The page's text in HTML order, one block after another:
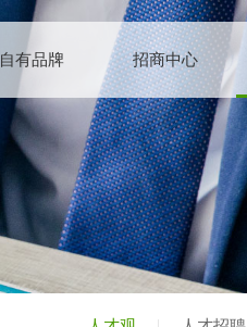
自有品牌 招商中心